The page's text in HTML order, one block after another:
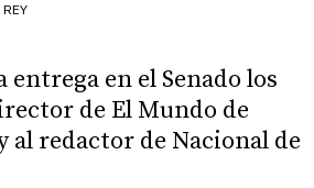
entrega en el Senado los
de El Mundo de
al redactor de Nacional de